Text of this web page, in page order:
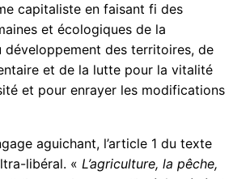
capitaliste en faisant fi des
et écologiques de la
développement des territoires, de
et de la lutte pour la vitalité
et pour enrayer les modifications
aguichant, l’article 1 du texte
libéral. «L’agriculture, la pêche,